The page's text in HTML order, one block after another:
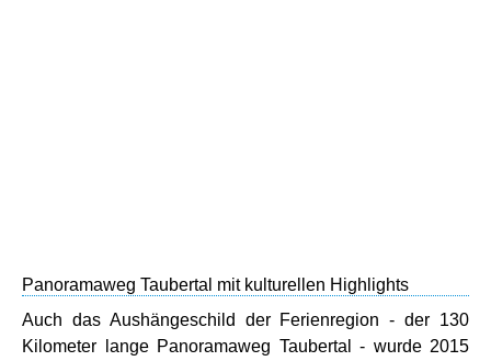
Panoramaweg Taubertal mit kulturellen Highlights
Auch das Aushängeschild der Ferienregion - der 130
Kilometer lange Panoramaweg Taubertal - wurde 2015